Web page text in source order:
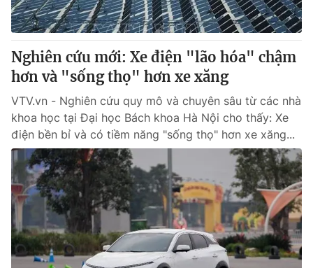
Nghiên cứu mới: Xe điện "lão hóa" chậm
hơn và "sống thọ" hơn xe xăng
VTV.vn - Nghiên cứu quy mô và chuyên sâu từ các nhà
khoa học tại Đại học Bách khoa Hà Nội cho thấy: Xe
điện bền bỉ và có tiềm năng "sống thọ" hơn xe xăng...